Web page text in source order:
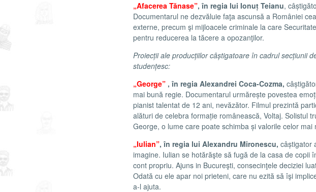
„Afacerea Tănase”, în regia lui Ionuț Teianu,
Documentarul ne dezvăluie faţa ascunsă a României
externe, precum şi mijloacele criminale la care
pentru reducerea la tăcere a opozanţilor.
Proiecții ale producțiilor câștigatoare în cadrul secțiunii
studențesc:
„George” , în regia Alexandrei Coca-Cozma,
mai bună regie. Documentarul urmărește povestea
pianist talentat de 12 ani, nevăzător. Filmul prezintă
alături de celebra formație românească, Voltaj. Solistul
George, o lume care poate schimba și valorile celor mai
„Iulian”, în regia lui Alexandru Mironescu, câștigator
imagine. Iulian se hotărăşte să fugă de la casa de copii
cont propriu. Ajuns in Bucureşti, consecinţele deciziei
Odată cu ele apar noi prieteni, care nu ezită să îşi
a-l ajuta.